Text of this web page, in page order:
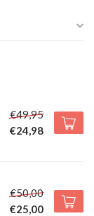
€49,95
€24,98
€50,00
€25,00